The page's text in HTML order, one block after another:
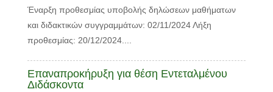
Έναρξη προθεσμίας υποβολής δηλώσεων μαθήματων
και διδακτικών συγγραμμάτων: 02/11/2024 Λήξη
προθεσμίας: 20/12/2024....
Επαναπροκήρυξη για θέση Εντεταλμένου
Διδάσκοντα